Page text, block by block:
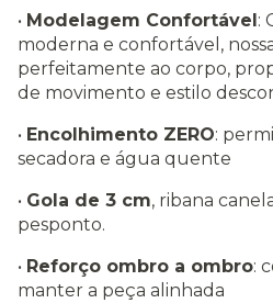
• Modelagem Confortável:
moderna e confortável,
perfeitamente ao corpo,
de movimento e estilo
• Encolhimento ZERO:
secadora e água quente
• Gola de 3 cm, ribana
pesponto.
• Reforço ombro a ombro:
manter a peça alinhada